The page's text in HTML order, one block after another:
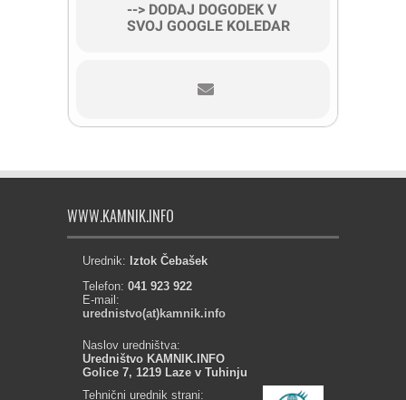
--> DODAJ DOGODEK V
SVOJ GOOGLE KOLEDAR
WWW.KAMNIK.INFO
Urednik: Iztok Čebašek
Telefon: 041 923 922
E-mail:
urednistvo(at)kamnik.info
Naslov uredništva:
Uredništvo KAMNIK.INFO
Golice 7, 1219 Laze v Tuhinju
Tehnični urednik strani: